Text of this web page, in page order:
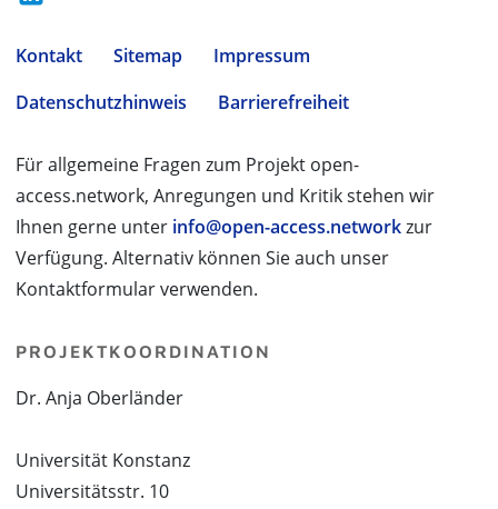
Kontakt Sitemap
Impressum
Datenschutzhinweis
Barrierefreiheit
Für allgemeine Fragen zum Projekt open-
access.network, Anregungen und Kritik stehen wir
Ihnen gerne unter info@open-access.networkzur
Verfügung. Alternativ können Sie auch unser
Kontaktformular verwenden.
PROJEKTKOORDINATION
Dr. Anja Oberländer
Universität Konstanz
Universitätsstr. 10